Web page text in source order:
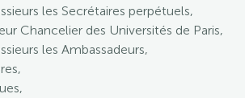
les Secrétaires perpétuels,
Chancelier des Universités de Paris,
les Ambassadeurs,